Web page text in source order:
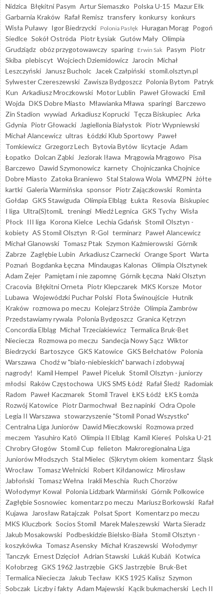
Nidzica Błękitni Pasym Artur Siemaszko Polska U-15 Mazur Ełk
Garbarnia Kraków Rafał Remisz transfery konkursy konkurs
Wisła Puławy Igor Biedrzycki Polonia Pasłęk Huragan Morąg Pogoń
Siedlce Sokół Ostróda Piotr Łysiak Gutów Mały Olimpia
Grudziądz obóz przygotowawczy sparing Erwin Sak Pasym Piotr
Skiba plebiscyt Wojciech Dziemidowicz Jarocin Michał
Leszczyński
Janusz Bucholc Jacek Czałpiński stomil.olsztyn.pl
Sylwester Czereszewski Zawisza Bydgoszcz Polonia Bytom Patryk
Kun Arkadiusz Mroczkowski Motor Lublin Paweł Głowacki Emil
Wojda DKS Dobre Miasto Mławianka Mława sparingi Barczewo
Zin Stadion wywiad Arkadiusz Koprucki Tęcza Biskupiec Arka
Gdynia Piotr Głowacki Jagiellonia Białystok Piotr Wypniewski
Michał Alancewicz ultras Łódzki Klub Sportowy Paweł
Tomkiewicz Grzegorz Lech Bytovia Bytów licytacje Adam
Łopatko Dolcan Ząbki Jeziorak Iława Mrągowia Mrągowo Pisa
Barczewo Dawid Szymonowicz karnety Chojniczanka Chojnice
Dobre Miasto Zatoka Braniewo Stal Stalowa Wola WMZPN żółte
kartki Galeria Warmińska sponsor Piotr Zajączkowski Rominta
Gołdap GKS Stawiguda Olimpia Elbląg Łukta Resovia Biskupiec
I liga Ultra(S)tomiL treningi Miedź Legnica GKS Tychy Wisła
Płock III liga Korona Kielce Lechia Gdańsk Stomil Olsztyn -
kobiety AS Stomil Olsztyn R-Gol terminarz Paweł Alancewicz
Michał Glanowski Tomasz Ptak Szymon Kaźmierowski Górnik
Zabrze Zagłębie Lubin Arkadiusz Czarnecki Orange Sport Warta
Poznań Bogdanka Łęczna Mindaugas Kalonas Olimpia Olsztynek
Adam Zejer Pamiętam i nie zapomnę Górnik Łęczna Naki Olsztyn
Cracovia Błękitni Orneta Piotr Klepczarek MKS Korsze Motor
Lubawa Wojewódzki Puchar Polski Flota Świnoujście Hutnik
Kraków rozmowa po meczu Kolejarz Stróże Olimpia Zambrów
Przedstawiamy rywala Polonia Bydgoszcz Granica Kętrzyn
Concordia Elbląg Michał Trzeciakiewicz Termalica Bruk-Bet
Nieciecza Rozmowa po meczu Sandecja Nowy Sącz Wiktor
Biedrzycki Bartoszyce GKS Katowice GKS Bełchatów Polonia
Warszawa Chodź w "biało-niebieskich" barwach i zdobywaj
nagrody!
Kamil Hempel Paweł Piceluk Stomil Olsztyn - juniorzy
młodsi Raków Częstochowa UKS SMS Łódź Rafał Śledź Radomiak
Radom Paweł Kaczmarek Stomil Travel ŁKS Łódź ŁKS Łomża
Rozwój Katowice Piotr Darmochwał Bez napinki Odra Opole
Legia II Warszawa stowarzyszenie "Stomil Ponad Wszystko"
Centralna Liga Juniorów Dawid Mieczkowski Rozmowa przed
meczem Yasuhiro Katō Olimpia II Elbląg Kamil Kiereś Polska U-21
Chrobry Głogów Stomil Cup felieton Makroregionalna Liga
Juniorów Młodszych Stal Mielec (S)krytym okiem komentarz Śląsk
Wrocław Tomasz Wełnicki Robert Kiłdanowicz Mirosław
Jabłoński Tomasz Wełna Irakli Meschia Ruch Chorzów
Wołodymyr Kowal Polonia Lidzbark Warmiński Górnik Polkowice
Zagłębie Sosnowiec komentarz po meczu Mariusz Borkowski Rafał
Kujawa
Jarosław Ratajczak Polsat Sport Komentarz po meczu
MKS Kluczbork Socios Stomil Marek Maleszewski Warta Sieradz
Jakub Mosakowski Podbeskidzie Bielsko-Biała Stomil Olsztyn -
koszykówka Tomasz Asensky Michał Kraszewski Wołodymyr
Tanczyk Ernest Dzięcioł Adrian Stawski Lukáš Kubáň Kotwica
Kołobrzeg GKS 1962 Jastrzębie GKS Jastrzębie Bruk-Bet
Termalica Nieciecza
Jakub Tecław KKS 1925 Kalisz Szymon
Sobczak Liczby i fakty Adam Majewski Kącik bukmacherski Lech II